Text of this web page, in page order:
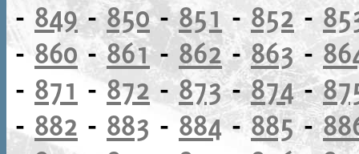
- 849-850-851 - 852 -
- 860 -861- 862-863-
- 871 -872 -873-874-
- 882 - 883 - 884-885-